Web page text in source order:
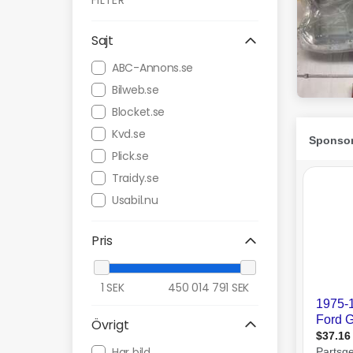
Sajt
ABC-Annons.se
Bilweb.se
Blocket.se
Kvd.se
Plick.se
Traidy.se
Usabil.nu
Pris
1 SEK 450 014 791 SEK
Övrigt